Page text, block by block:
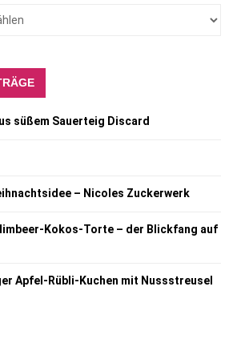
süßem Sauerteig Discard
– Nicoles Zuckerwerk
Kokos-Torte – der Blickfang auf
Apfel-Rübli-Kuchen mit Nussstreusel